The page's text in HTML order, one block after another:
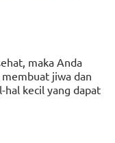
maka Anda
jiwa dan
hal kecil yang dapat